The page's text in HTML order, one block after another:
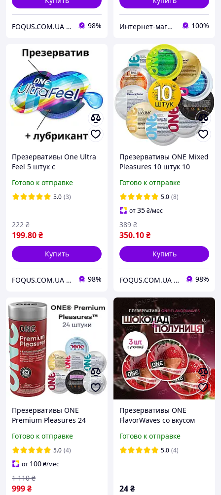
FOQUS.COM.UA ● Интернет магазин Фокус 98% Интернет-магазин "Резинки" 100%
Презервативы One Ultra
Feel 5 штук с
смазки
Готово к отправке
5.0 (3)
199.80₴
222 ₴
Купить
FOQUS.COM.UA ● Интернет магазин Фокус 98%
Презервативы ONE Mixed
Pleasures 10 штук 10
Готово к отправке
5.0 (8)
от35₴/мес
350.10₴
389 ₴
Купить
FOQUS.COM.UA ● Интернет магазин Фокус 98%
Презервативы ONE
Premium Pleasures 24
(Vanish, Dome, Plus, Tatoo,
Ribs, UltraFeel)
Готово к отправке
5.0 (4)
от 100₴/мес
999₴
1 110 ₴
Презервативы ONE
FlavorWaves со вкусом
(Chocolate Strawberry)
(3шт, мягкая упаковка)
Готово к отправке
5.0 (4)
24₴